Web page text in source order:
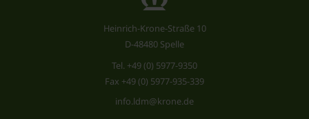
Heinrich-Krone-Straße 10
D-48480 Spelle
Tel. +49 (0) 5977-9350
Fax +49 (0) 5977-935-339
info.ldm@krone.de